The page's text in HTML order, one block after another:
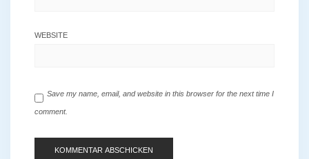
WEBSITE
Save my name, email, and website in this browser for the next time I
comment.